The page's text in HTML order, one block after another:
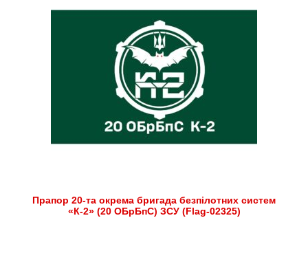
Прапор 20-та окрема бригада безпілотних систем
«К-2» (20 ОБрБпС) ЗСУ (Flag-02325)